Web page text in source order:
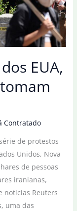
EUA,
Contratado
de protestos
Unidos, Nova
de pessoas
iranianas,
notícias Reuters
uma das